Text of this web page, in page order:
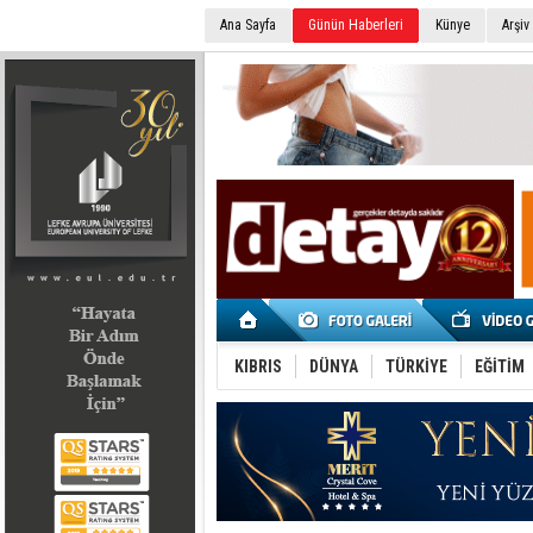
Ana Sayfa Günün Haberleri Künye Arşiv
KIBRIS DÜNYA TÜRKİYE EĞİTİM